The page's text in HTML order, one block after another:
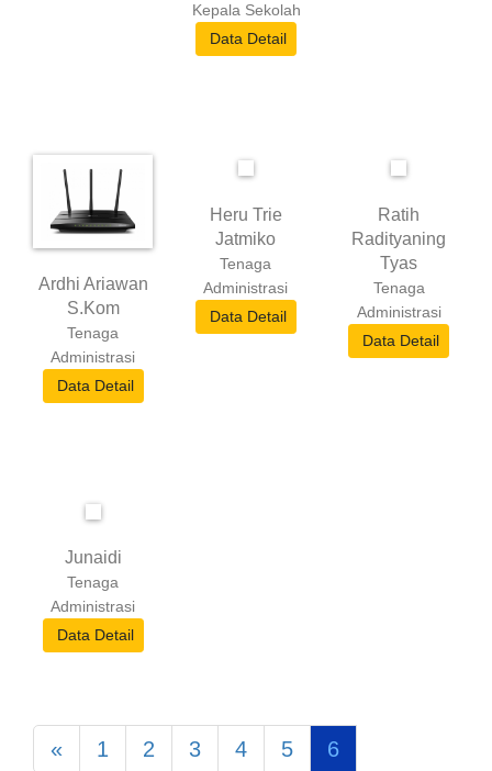
Kepala Sekolah
Data Detail
Ardhi Ariawan
S.Kom
Tenaga
Administrasi
Data Detail
Heru Trie
Jatmiko
Tenaga
Administrasi
Data Detail
Ratih
Radityaning
Tyas
Tenaga
Administrasi
Data Detail
Junaidi
Tenaga
Administrasi
Data Detail
« 1 2 3 4 5 6